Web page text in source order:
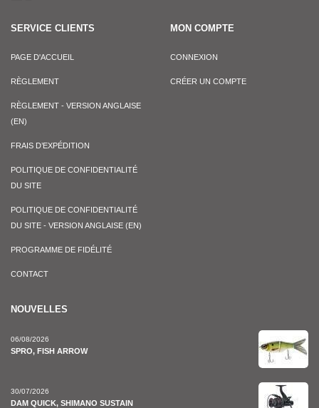
SERVICE CLIENTS
PAGE D'ACCUEIL
RÈGLEMENT
RÈGLEMENT - VERSION ANGLAISE
(EN)
FRAIS D’EXPÉDITION
POLITIQUE DE CONFIDENTIALITÉ
DU SITE
POLITIQUE DE CONFIDENTIALITÉ
DU SITE - VERSION ANGLAISE (EN)
PROGRAMME DE FIDÉLITÉ
CONTACT
MON COMPTE
CONNEXION
CRÉER UN COMPTE
NOUVELLES
06/08/2026
SPRO, FISH ARROW
30/07/2026
DAM QUICK, SHIMANO SUSTAIN